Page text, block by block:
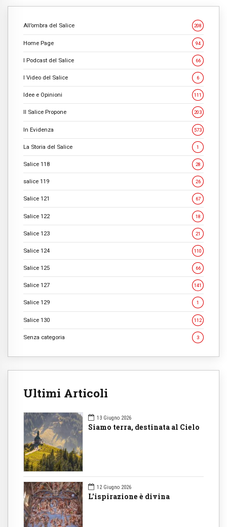
All’ombra del Salice 208
Home Page 94
I Podcast del Salice 66
I Video del Salice 6
Idee e Opinioni 111
Il Salice Propone 203
In Evidenza 573
La Storia del Salice 1
Salice 118 28
salice 119 26
Salice 121 67
Salice 122 18
Salice 123 21
Salice 124 110
Salice 125 66
Salice 127 141
Salice 129 1
Salice 130 112
Senza categoria 3
Ultimi Articoli
13 Giugno 2026
Siamo terra, destinata al Cielo
12 Giugno 2026
L'ispirazione è divina